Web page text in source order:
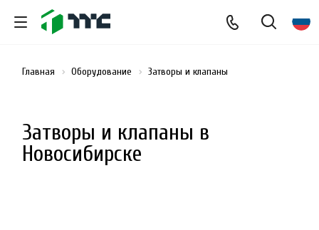
Затворы и клапаны в
Новосибирске
Главная Оборудование Затворы и клапаны